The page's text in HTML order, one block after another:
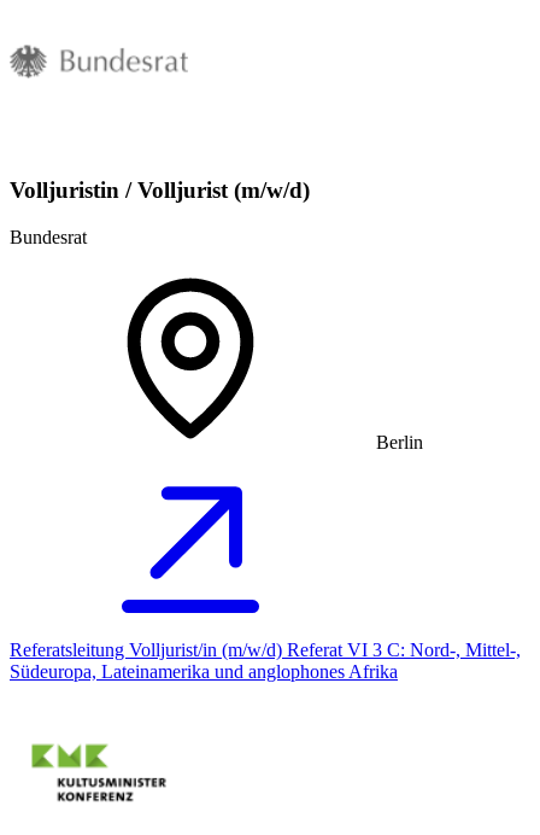
Volljuristin / Volljurist (m/w/d)
Bundesrat
Berlin
Referatsleitung Volljurist/in (m/w/d) Referat VI 3 C: Nord-, Mittel-,
Südeuropa, Lateinamerika und anglophones Afrika